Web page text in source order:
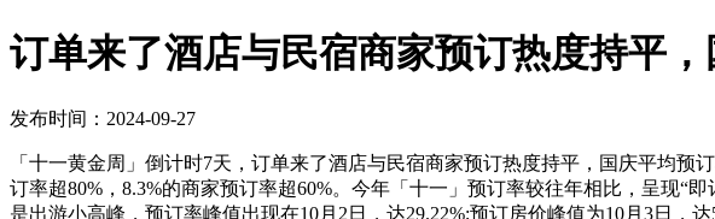
订单来了酒店与民宿商家预订热度持平
发布时间：2024-09-27
「十一黄金周」倒计时7天，订单来了酒店与民宿商家预订热度持平，国庆平均预
订率超80%，8.3%的商家预订率超60%。今年「十一」预订率较往年相比，呈现“
是出游小高峰，预订率峰值出现在10月2日，达29.22%;预订房价峰值为10月3日，达